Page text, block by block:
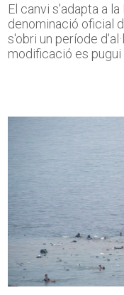
El canvi s'adapta a
denominació oficial
s'obri un període
modificació es pugui